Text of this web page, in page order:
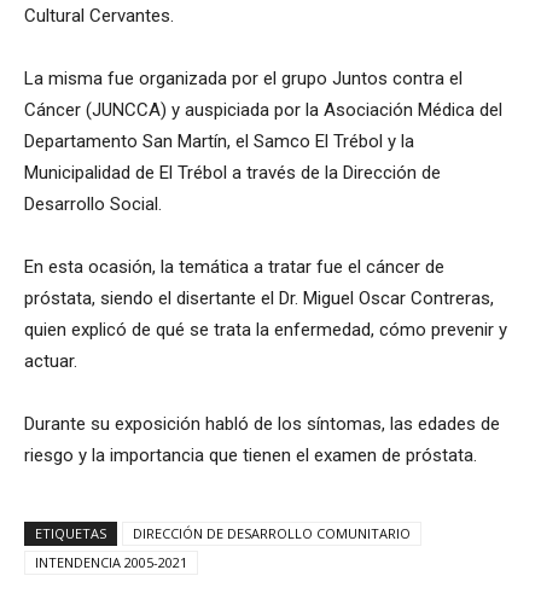
Cultural Cervantes.
La misma fue organizada por el grupo Juntos contra el
Cáncer (JUNCCA) y auspiciada por la Asociación Médica del
Departamento San Martín, el Samco El Trébol y la
Municipalidad de El Trébol a través de la Dirección de
Desarrollo Social.
En esta ocasión, la temática a tratar fue el cáncer de
próstata, siendo el disertante el Dr. Miguel Oscar Contreras,
quien explicó de qué se trata la enfermedad, cómo prevenir y
actuar.
Durante su exposición habló de los síntomas, las edades de
riesgo y la importancia que tienen el examen de próstata.
ETIQUETAS
DIRECCIÓN DE DESARROLLO COMUNITARIO
INTENDENCIA 2005-2021